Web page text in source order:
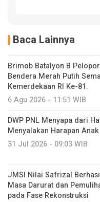
Baca Lainnya
Brimob Batalyon B
Bendera Merah Putih
Kemerdekaan RI Ke-81.
6 Agu 2026 - 11:51 WIB
DWP PNL Menyapa dari
Menyalakan Harapan
31 Jul 2026 - 09:03 WIB
JMSI Nilai Safrizal
Masa Darurat dan
pada Fase Rekonstruksi